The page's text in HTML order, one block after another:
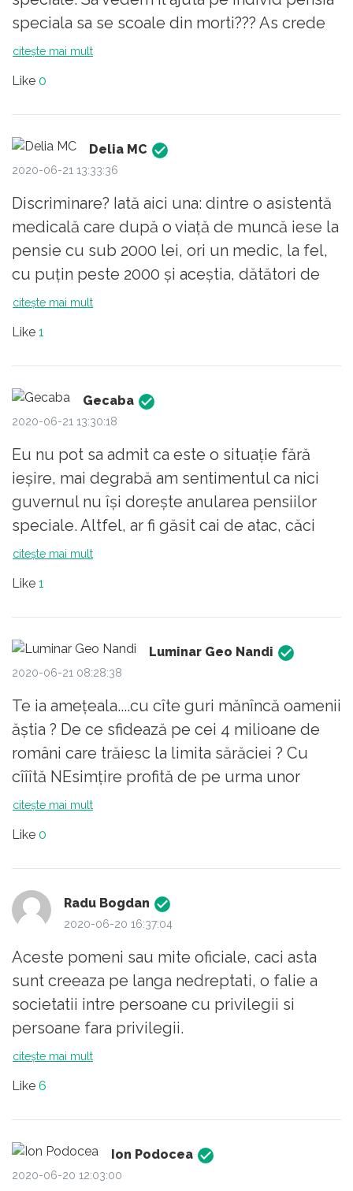
speciala sa se scoale din morti??? As crede
ca nu.....
citește mai mult
Like 0
Delia MC
2020-06-21 13:33:36
Discriminare? Iată aici una: dintre o asistentă
medicală care după o viață de muncă iese la
pensie cu sub 2000 lei, ori un medic, la fel,
cu puțin peste 2000 și aceștia, dătători de
vânturi în fotoliile de birou și primesc
totul de la buget.
Corb la corb nu-și scoate ochii.
citește mai mult
Like 1
Gecaba
2020-06-21 13:30:18
Eu nu pot sa admit ca este o situație fără
ieșire, mai degrabă am sentimentul ca nici
guvernul nu își dorește anularea pensiilor
speciale. Altfel, ar fi găsit cai de atac, căci
este evident ca pensiile speciale
tratați.
citește mai mult
Like 1
Luminar Geo Nandi
2020-06-21 08:28:38
Te ia ameţeala....cu cîte guri mănîncă oamenii
ăştia ? De ce sfidează pe cei 4 milioane de
români care trăiesc la limita sărăciei ? Cu
cîîîtă NEsimţire profită de pe urma unor
profesii din turnul lor de fildeş....DAR.....
IMORALI...şi mai vorbesc de
ekitate.....folosesc tot felul de tertipuri ... NU
SÎNT CUMVA EI PRIMII PROFITORI?- MAI
?
citește mai mult
Like 0
Radu Bogdan
2020-06-20 16:37:04
Aceste pomeni sau mite oficiale, caci asta
sunt creeaza pe langa nedreptati, o falie a
societatii intre persoane cu privilegii si
persoane fara privilegii.
Ieri parca nesimtita abisala Renate Weber ne
Pai discriminare mi se pare in primul rand ca
tu sa ai pensie speciala , dar atunci nu s-a
sesizat nimeni.
citește mai mult
Like 6
Ion Podocea
2020-06-20 12:03:00